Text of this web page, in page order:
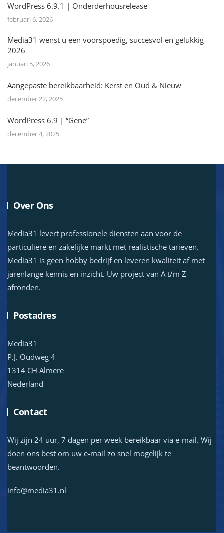
WordPress 6.9.1 | Onderderhousrelease
februari 6, 2026
Media31 wenst u een voorspoedig, succesvol en gelukkig
2026
januari 5, 2026
Aangepaste bereikbaarheid: Kerst en Oud & Nieuw
december 22, 2025
WordPress 6.9 | “Gene”
december 4, 2025
Over Ons
Media31 levert professionele diensten aan voor de
particuliere en zakelijke markt met realistische tarieven.
Media31 is geen hobby bedrijf en leveren kwaliteit af met
jarenlange kennis en inzicht. Uw project van A t/m Z
afronden.
Postadres
Media31
P.J. Oudweg 4
1314 CH Almere
Nederland
Contact
Wij zijn 24 uur, 7 dagen per week bereikbaar via e-mail. Wij
doen ons best om uw e-mail zo snel mogelijk te
beantwoorden.
info@media31.nl